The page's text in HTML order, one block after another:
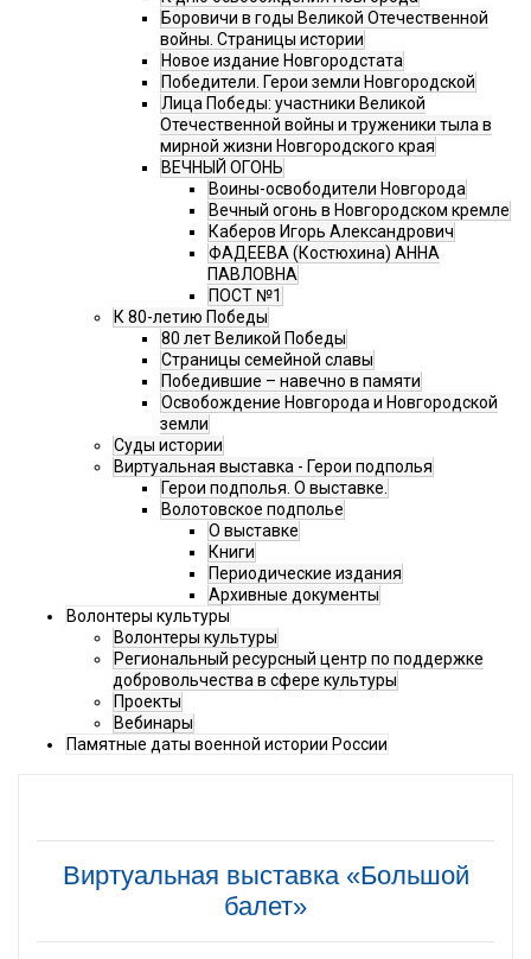
Боровичи в годы Великой Отечественной
войны. Страницы истории
Новое издание Новгородстата
Победители. Герои земли Новгородской
Лица Победы: участники Великой
Отечественной войны и труженики тыла в
мирной жизни Новгородского края
ВЕЧНЫЙ ОГОНЬ
Воины-освободители Новгорода
Вечный огонь в Новгородском кремле
Каберов Игорь Александрович
ФАДЕЕВА (Костюхина) АННА
ПАВЛОВНА
ПОСТ №1
К 80-летию Победы
80 лет Великой Победы
Страницы семейной славы
Победившие – навечно в памяти
Освобождение Новгорода и Новгородской
земли
Суды истории
Виртуальная выставка - Герои подполья
Герои подполья. О выставке.
Волотовское подполье
О выставке
Книги
Периодические издания
Архивные документы
Волонтеры культуры
Волонтеры культуры
Региональный ресурсный центр по поддержке
добровольчества в сфере культуры
Проекты
Вебинары
Памятные даты военной истории России
Виртуальная выставка «Большой
балет»